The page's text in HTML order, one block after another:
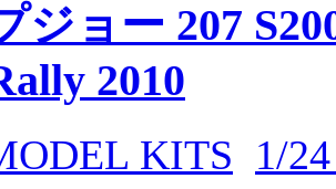
ジョー 207
2010
KITS 1/